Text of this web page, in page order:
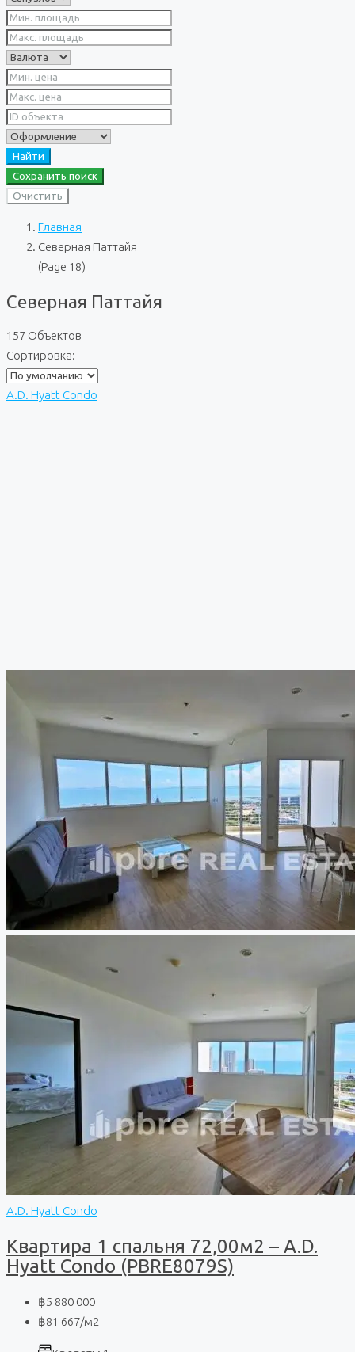
Найти
Сохранить поиск
Очистить
Главная
Северная Паттайя
(Page 18)
Северная Паттайя
157 Объектов
Сортировка:
A.D. Hyatt Condo
A.D. Hyatt Condo
Квартира 1 спальня 72,00м2 – A.D.
Hyatt Condo (PBRE8079S)
฿5 880 000
฿81 667/м2